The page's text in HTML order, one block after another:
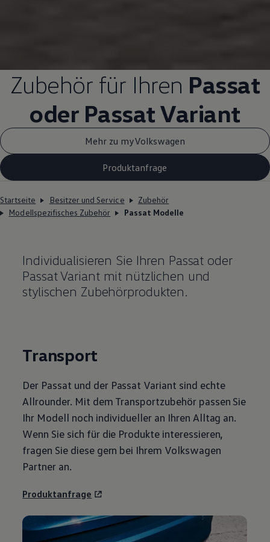
Zubehörfür Ihren Passat
oder PassatVariant
Mehr zu myVolkswagen
Produktanfrage
Startseite Besitzer und Service
Zubehör
Modellspezifisches Zubehör
Passat Modelle
Individualisieren Sie Ihren Passat oder
PassatVariantmit nützlichen und
stylischen Zubehörprodukten.
Transport
Der Passat und der Passat Variant sind echte
Allrounder. Mit dem Transportzubehör passen Sie
Ihr Modell noch individueller an Ihren Alltag an.
Wenn Sie sich für die Produkte interessieren,
fragen Sie diese gern bei Ihrem Volkswagen
Partner an.
Produktanfrage